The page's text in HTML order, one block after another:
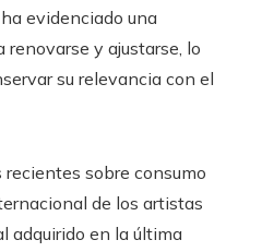
evidenciado una
y ajustarse, lo
su relevancia con el
sobre consumo
de los artistas
adquirido en la última